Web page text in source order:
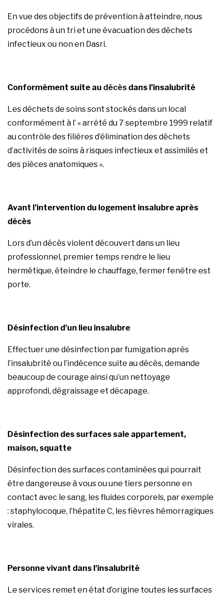
En vue des objectifs de prévention à atteindre, nous
procédons à un tri et une évacuation des déchets
infectieux ou non en Dasri.
Conformément suite au décès dans l’insalubrité
Les déchets de soins sont stockés dans un local
conformément à l’ « arrêté du 7 septembre 1999 relatif
au contrôle des filières d’élimination des déchets
d’activités de soins à risques infectieux et assimilés et
des pièces anatomiques ».
Avant l’intervention du logement insalubre après
décès
Lors d’un décès violent découvert dans un lieu
professionnel, premier temps rendre le lieu
hermétique, éteindre le chauffage, fermer fenêtre est
porte.
Désinfection d’un lieu insalubre
Effectuer une désinfection par fumigation après
l’insalubrité ou l’indécence suite audécès, demande
beaucoup de courage ainsi qu’un nettoyage
approfondi, dégraissage et décapage.
Désinfection des surfaces sale appartement,
maison, squatte
Désinfectiondes surfaces contaminées qui pourrait
être dangereuse à vous ou une tiers personne en
contact avec le sang, les fluides corporels, par exemple
: staphylocoque, l’hépatite C, les fièvres hémorragiques
virales.
Personne vivant dans l’insalubrité
Le services remet en état d’origine toutes les surfaces